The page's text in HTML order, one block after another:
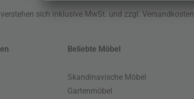
sich inklusive MwSt. und zzgl.Versandkosten
Beliebte Möbel
Skandinavische Möbel
Gartenmöbel